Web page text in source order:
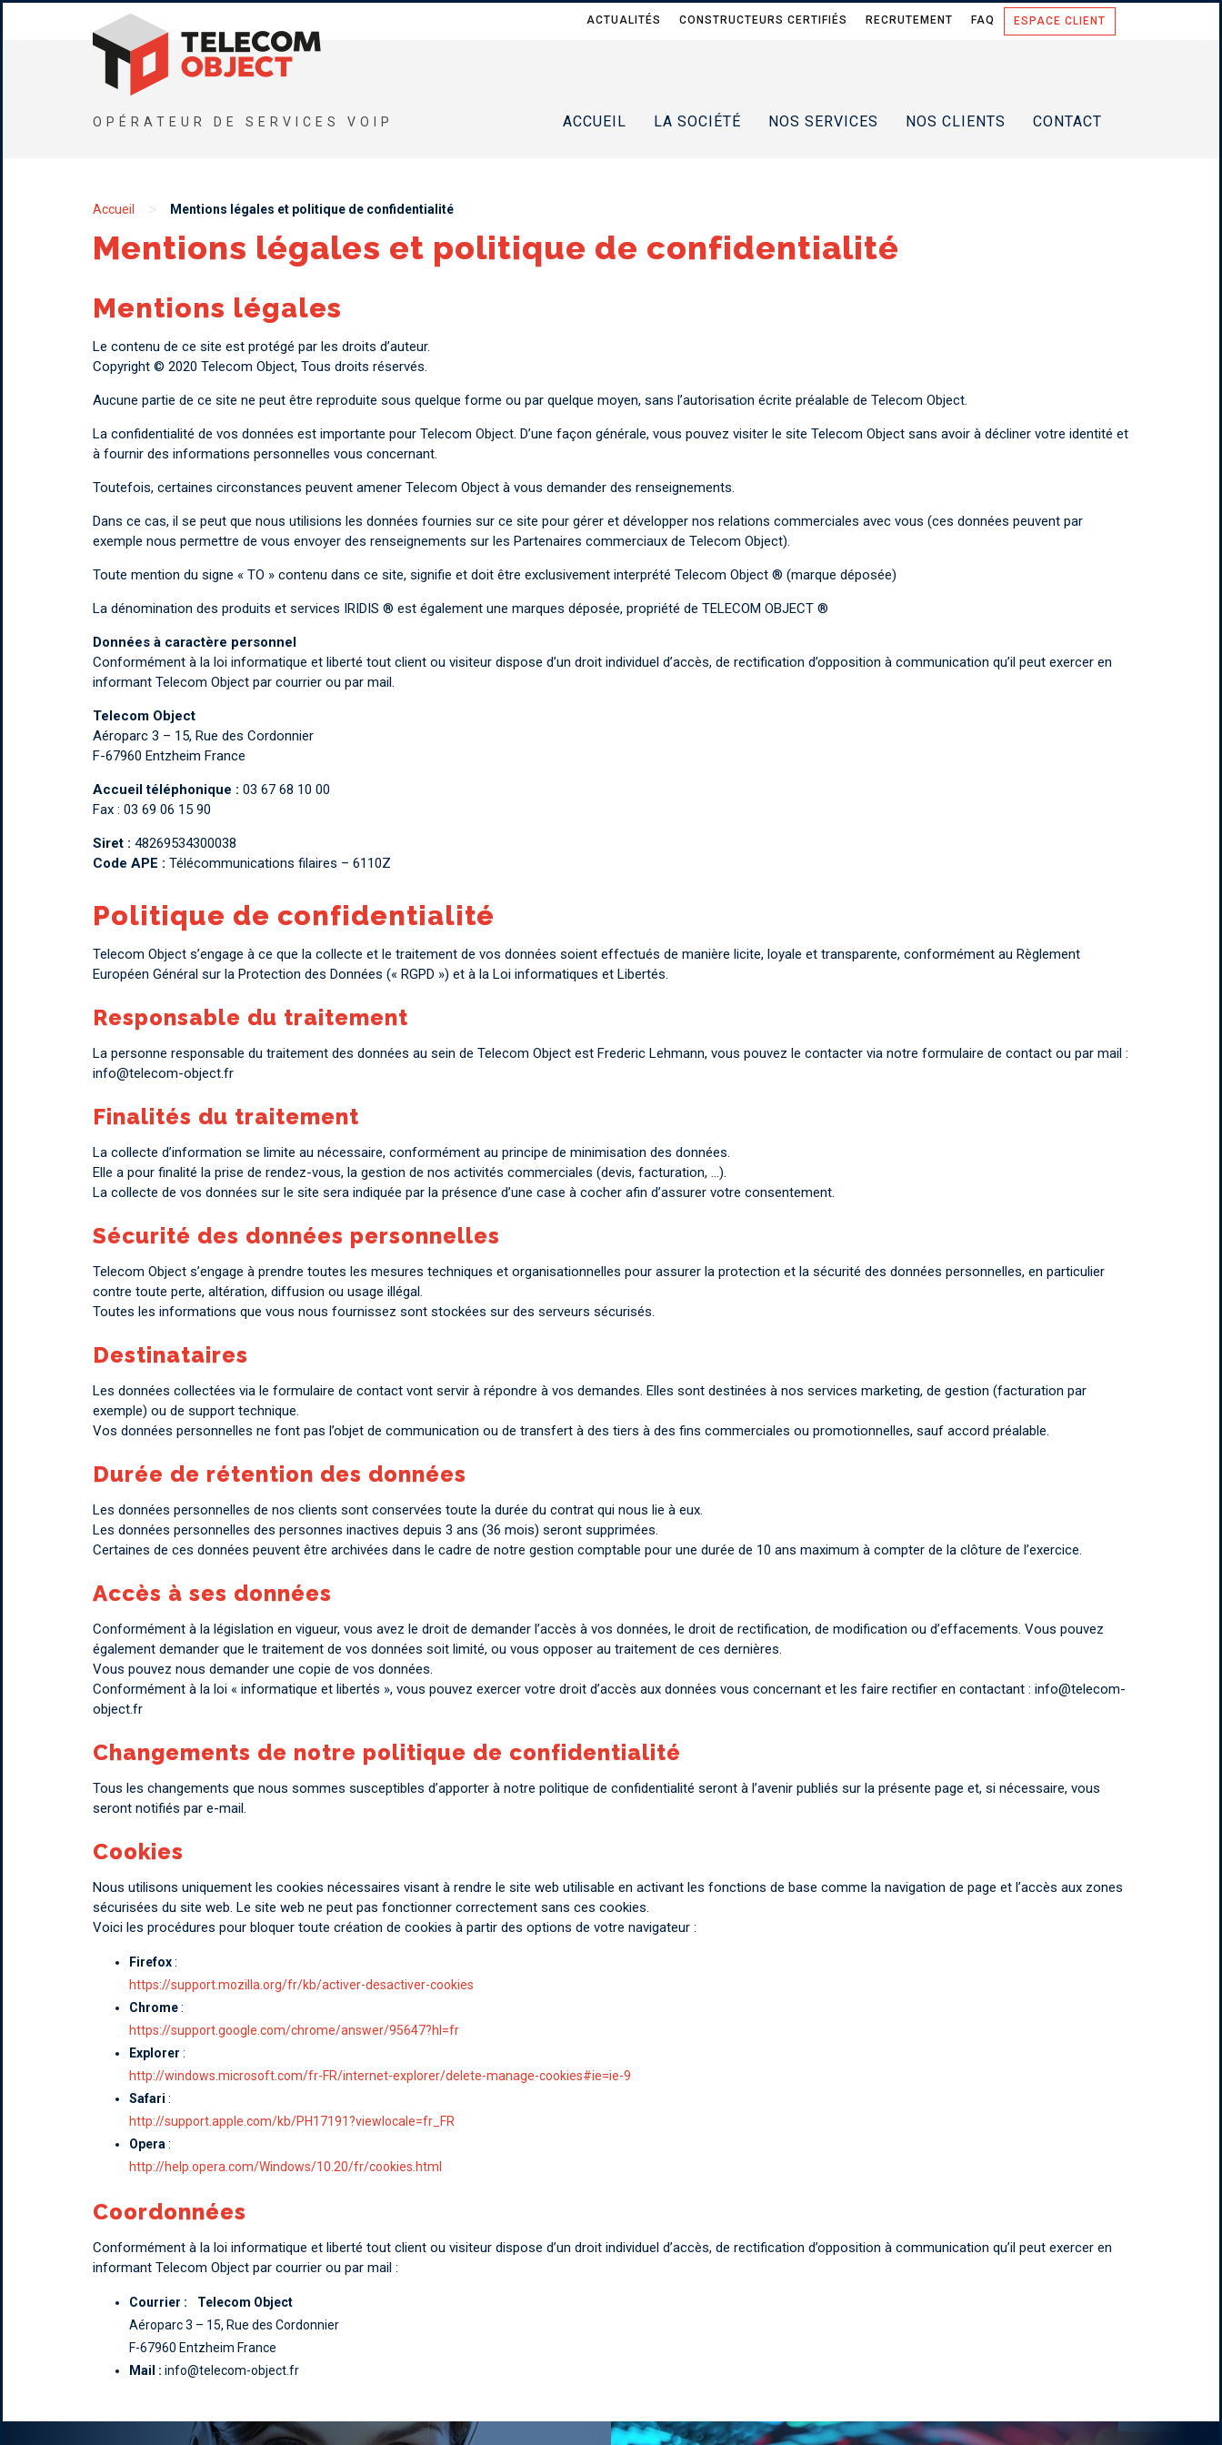
OPÉRATEUR DE SERVICES VOIP
ACTUALITÉS CONSTRUCTEURS CERTIFIÉS RECRUTEMENT FAQ ESPACE CLIENT
ACCUEIL LA SOCIÉTÉ NOS SERVICES NOS CLIENTS CONTACT
Accueil > Mentions légales et politique de confidentialité
Mentions légales et politique de confidentialité
Mentions légales
Le contenu de ce site est protégé par les droits d’auteur.
Copyright © 2020 Telecom Object, Tous droits réservés.
Aucune partie de ce site ne peut être reproduite sous quelque forme ou par quelque moyen, sans l’autorisation écrite préalable de Telecom Object.
La confidentialité de vos données est importante pour Telecom Object. D’une façon générale, vous pouvez visiter le site Telecom Object sans avoir à décliner votre identité et
à fournir des informations personnelles vous concernant.
Toutefois, certaines circonstances peuvent amener Telecom Object à vous demander des renseignements.
Dans ce cas, il se peut que nous utilisions les données fournies sur ce site pour gérer et développer nos relations commerciales avec vous (ces données peuvent par
exemple nous permettre de vous envoyer des renseignements sur les Partenaires commerciaux de Telecom Object).
Toute mention du signe « TO » contenu dans ce site, signifie et doit être exclusivement interprété Telecom Object ® (marque déposée)
La dénomination des produits et services IRIDIS ® est également une marques déposée, propriété de TELECOM OBJECT ®
Données à caractère personnel
Conformément à la loi informatique et liberté tout client ou visiteur dispose d’un droit individuel d’accès, de rectification d’opposition à communication qu’il peut exercer en
informant Telecom Object par courrier ou par mail.
Telecom Object
Aéroparc 3 – 15, Rue des Cordonnier
F-67960 Entzheim France
Accueil téléphonique : 03 67 68 10 00
Fax : 03 69 06 15 90
Siret : 48269534300038
Code APE : Télécommunications filaires – 6110Z
Politique de confidentialité
Telecom Object s’engage à ce que la collecte et le traitement de vos données soient effectués de manière licite, loyale et transparente, conformément au Règlement
Européen Général sur la Protection des Données (« RGPD ») et à la Loi informatiques et Libertés.
Responsable du traitement
La personne responsable du traitement des données au sein de Telecom Object est Frederic Lehmann, vous pouvez le contacter via notre formulaire de contact ou par mail :
info@telecom-object.fr
Finalités du traitement
La collecte d’information se limite au nécessaire, conformément au principe de minimisation des données.
Elle a pour finalité la prise de rendez-vous, la gestion de nos activités commerciales (devis, facturation, …).
La collecte de vos données sur le site sera indiquée par la présence d’une case à cocher afin d’assurer votre consentement.
Sécurité des données personnelles
Telecom Object s’engage à prendre toutes les mesures techniques et organisationnelles pour assurer la protection et la sécurité des données personnelles, en particulier
contre toute perte, altération, diffusion ou usage illégal.
Toutes les informations que vous nous fournissez sont stockées sur des serveurs sécurisés.
Destinataires
Les données collectées via le formulaire de contact vont servir à répondre à vos demandes. Elles sont destinées à nos services marketing, de gestion (facturation par
exemple) ou de support technique.
Vos données personnelles ne font pas l’objet de communication ou de transfert à des tiers à des fins commerciales ou promotionnelles, sauf accord préalable.
Durée de rétention des données
Les données personnelles de nos clients sont conservées toute la durée du contrat qui nous lie à eux.
Les données personnelles des personnes inactives depuis 3 ans (36 mois) seront supprimées.
Certaines de ces données peuvent être archivées dans le cadre de notre gestion comptable pour une durée de 10 ans maximum à compter de la clôture de l’exercice.
Accès à ses données
Conformément à la législation en vigueur, vous avez le droit de demander l’accès à vos données, le droit de rectification, de modification ou d’effacements. Vous pouvez
également demander que le traitement de vos données soit limité, ou vous opposer au traitement de ces dernières.
Vous pouvez nous demander une copie de vos données.
Conformément à la loi « informatique et libertés », vous pouvez exercer votre droit d’accès aux données vous concernant et les faire rectifier en contactant : info@telecom-
object.fr
Changements de notre politique de confidentialité
Tous les changements que nous sommes susceptibles d’apporter à notre politique de confidentialité seront à l’avenir publiés sur la présente page et, si nécessaire, vous
seront notifiés par e-mail.
Cookies
Nous utilisons uniquement les cookies nécessaires visant à rendre le site web utilisable en activant les fonctions de base comme la navigation de page et l’accès aux zones
sécurisées du site web. Le site web ne peut pas fonctionner correctement sans ces cookies.
Voici les procédures pour bloquer toute création de cookies à partir des options de votre navigateur :
Firefox:
https://support.mozilla.org/fr/kb/activer-desactiver-cookies
Chrome:
https://support.google.com/chrome/answer/95647?hl=fr
Explorer :
http://windows.microsoft.com/fr-FR/internet-explorer/delete-manage-cookies#ie=ie-9
Safari :
http://support.apple.com/kb/PH17191?viewlocale=fr_FR
Opera :
http://help.opera.com/Windows/10.20/fr/cookies.html
Coordonnées
Conformément à la loi informatique et liberté tout client ou visiteur dispose d’un droit individuel d’accès, de rectification d’opposition à communication qu’il peut exercer en
informant Telecom Object par courrier ou par mail :
Courrier :
Telecom Object
Aéroparc 3 – 15, Rue des Cordonnier
F-67960 Entzheim France
Mail : info@telecom-object.fr